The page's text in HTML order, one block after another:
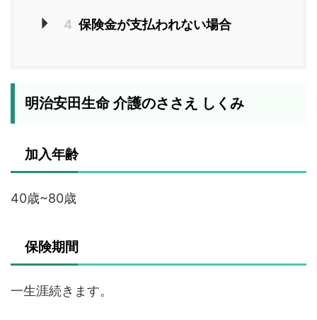
4 保険金が支払われない場合
明治安田生命 介護のささえ しくみ
加入年齢
40歳~80歳
保険期間
一生涯続きます。